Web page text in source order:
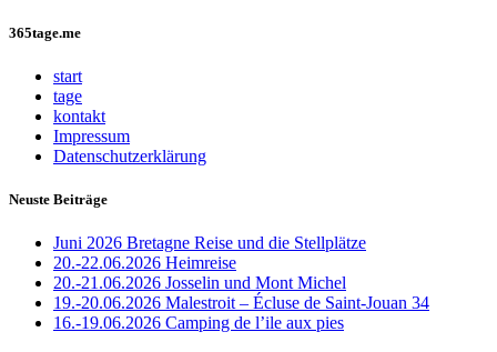
365tage.me
start
tage
kontakt
Impressum
Datenschutzerklärung
Neuste Beiträge
Juni 2026 Bretagne Reise und die Stellplätze
20.-22.06.2026 Heimreise
20.-21.06.2026 Josselin und Mont Michel
19.-20.06.2026 Malestroit – Écluse de Saint-Jouan 34
16.-19.06.2026 Camping de l’ile aux pies